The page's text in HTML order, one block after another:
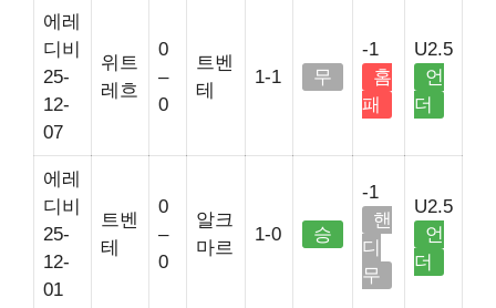
에레
디비
25-
12-
07
위트
레흐
0
–
0
트벤
테
1-1 무
-1
홈
패
U2.5
언
더
에레
디비
25-
12-
01
트벤
테
0
–
0
알크
마르
1-0 승
-1
핸
디
무
U2.5
언
더